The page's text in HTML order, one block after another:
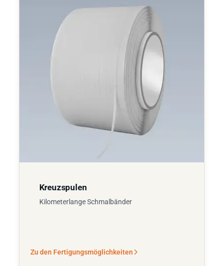
Kreuzspulen
Kilometerlange Schmalbänder
Zu den Fertigungsmöglichkeiten